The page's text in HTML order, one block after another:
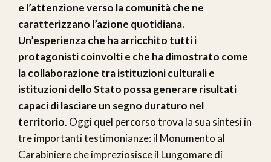
e l’attenzione verso la comunità che ne
caratterizzano l’azione quotidiana.
Un’esperienza che ha arricchito tutti i
protagonisti coinvolti e che ha dimostrato come
la collaborazione tra istituzioni culturali e
istituzioni dello Stato possa generare risultati
capaci di lasciare un segno duraturo nel
territorio. Oggi quel percorso trova la sua sintesi in
tre importanti testimonianze: il Monumento al
Carabiniere che impreziosisce il Lungomare di